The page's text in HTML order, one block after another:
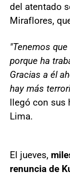
del atentado
Miraflores,
"Tenemos
porque ha
Gracias a él
hay más
llegó con sus
Lima.
El jueves,
renuncia de